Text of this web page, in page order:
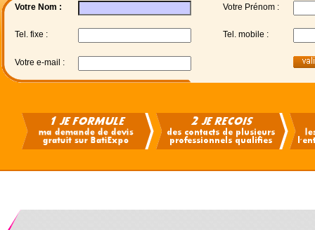
Votre Nom : Votre Prénom :
Tel. fixe : Tel. mobile :
Votre e-mail :